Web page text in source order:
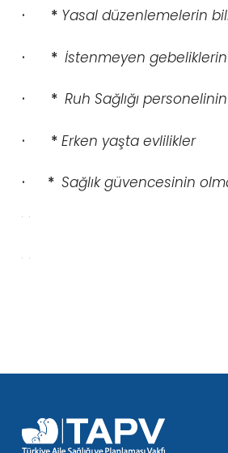
· * Yasal düzenlemelerin
· * İstenmeyen gebeliklerin
· * Ruh Sağlığı
· * Erken yaşta evlilikler
· * Sağlık güvencesinin